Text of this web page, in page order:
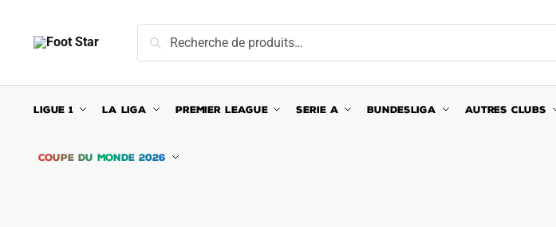
navigation
content
pour :
Recherche
LIGUE 1 LA LIGA PREMIER LEAGUE SERIE A BUNDESLIGA AUTRES CLUBS
COUPE DU MONDE 2026